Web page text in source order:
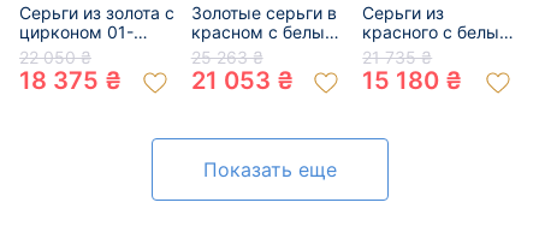
Серьги из золота с
цирконом 01-
200761985
22 050 ₴
18 375 ₴
Золотые серьги в
красном с белым
цвете с цирконом
01-200397913
25 263 ₴
21 053 ₴
Серьги из
красного с белым
золота с цирконом
«Цветок» 01-
200364610
21 735 ₴
15 180 ₴
Показать еще